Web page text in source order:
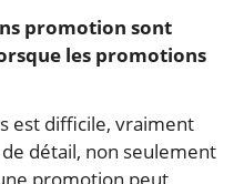
promotion sont
les promotions
est difficile, vraiment
détail, non seulement
promotion peut